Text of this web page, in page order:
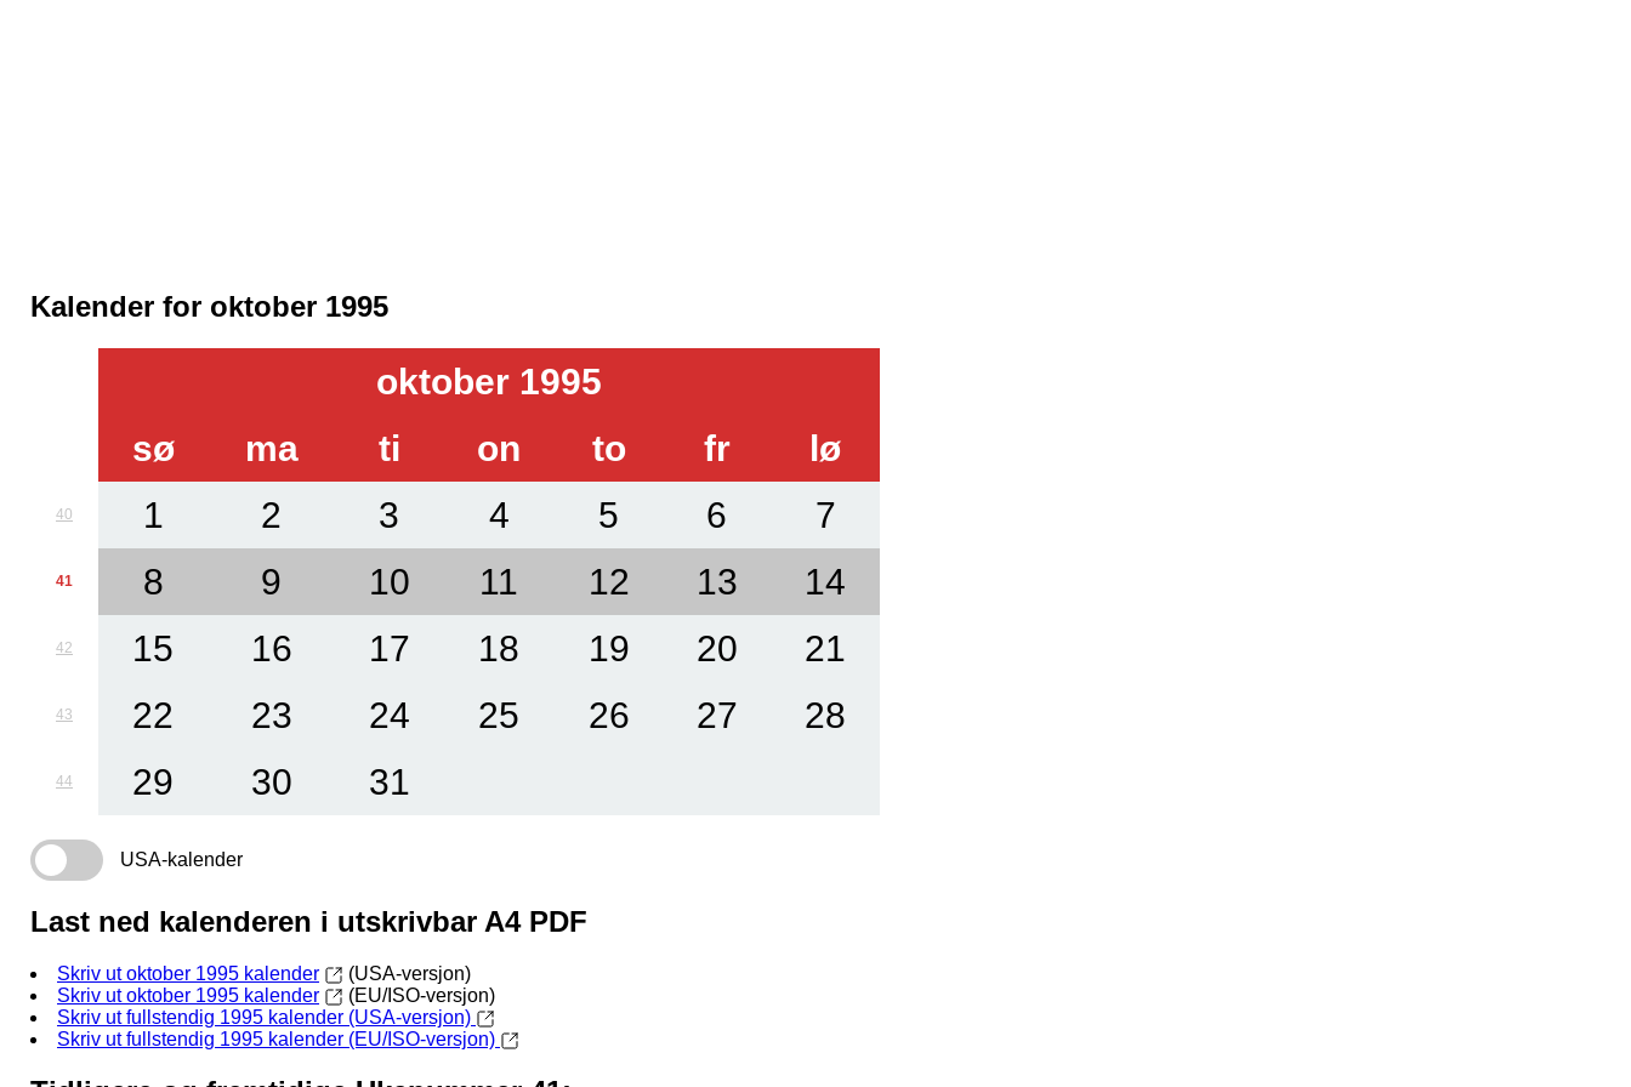
Kalender for oktober 1995
oktober 1995
sø
ma ti on to fr lø
40 1 2 3 4 5 6 7
41 8 9 10 11 12 13 14
42 15 16 17 18 19 20 21
43 22 23 24 25 26 27 28
44 29 30 31
USA-kalender
Last ned kalenderen i utskrivbar A4 PDF
Skriv ut oktober 1995 kalender
(USA-versjon)
Skriv ut oktober 1995 kalender
(EU/ISO-versjon)
Skriv ut fullstendig 1995 kalender (USA-versjon)
Skriv ut fullstendig 1995 kalender (EU/ISO-versjon)